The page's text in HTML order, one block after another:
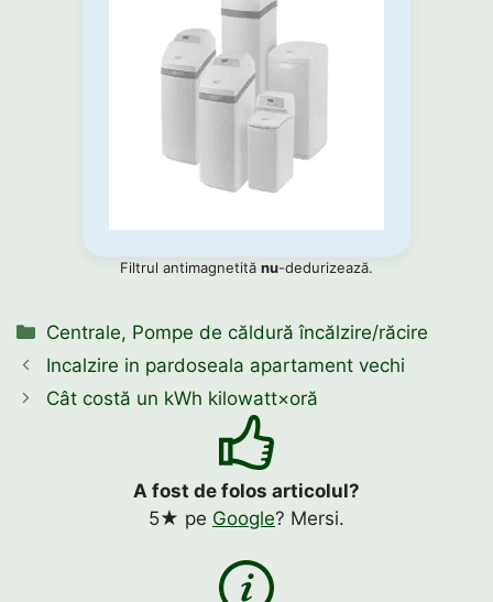
Filtrul antimagnetită nu-dedurizează.
Categorii
Centrale, Pompe de căldură încălzire/răcire
Incalzire in pardoseala apartament vechi
Cât costă un kWh kilowatt×oră
A fost de folos articolul?
5★ pe Google? Mersi.